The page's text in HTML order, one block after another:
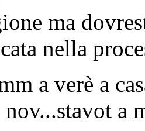
ma
nella
a verè a
a